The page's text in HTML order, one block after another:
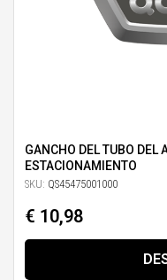
GANCHO DEL TUBO DEL
ESTACIONAMIENTO
SKU: QS45475001000
€ 10,98